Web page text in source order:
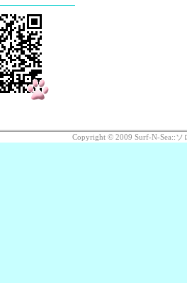
Copyright © 2009 Surf-N-Sea::